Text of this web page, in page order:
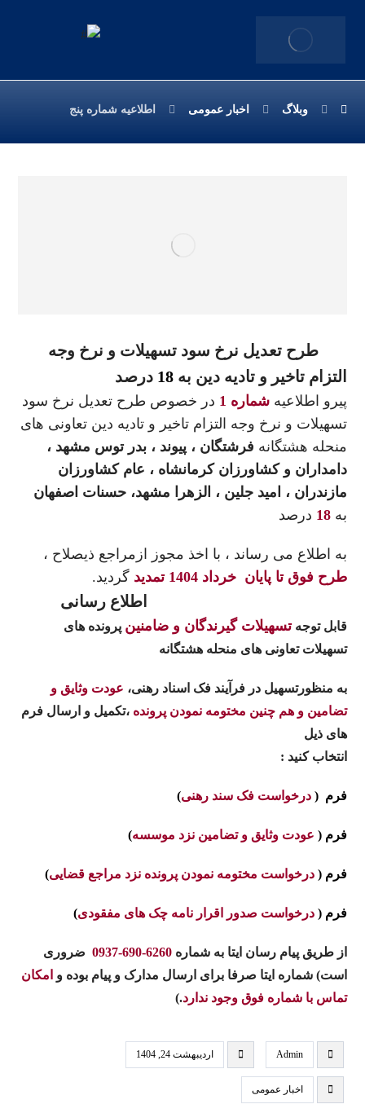
وبلاگ اخبار عمومی اطلاعیه شماره پنج
طرح تعدیل نرخ سود تسهیلات و نرخ وجه
التزام تاخیر و تادیه دین به18 درصد
پیرو اطلاعیهشماره 1
در خصوص طرح تعدیل نرخ سود
تسهیلات و نرخ وجه التزام تاخیر و تادیه دین تعاونی های
منحله هشتگانه فرشتگان ، پیوند ، بدر توس مشهد ،
دامداران و کشاورزان کرمانشاه ، عام کشاورزان
مازندران ، امید جلین ، الزهرا مشهد، حسنات اصفهان
به18 درصد
به اطلاع می رساند ، با اخذ مجوز ازمراجع ذیصلاح ،
طرح فوق تا پایان خرداد 1404 تمدید
گردید.
اطلاع رسانی
قابل توجهتسهیلات گیرندگان و ضامنین پرونده های
تسهیلات تعاونی های منحله هشتگانه
به منظورتسهیل در فرآیند فک اسناد رهنی، عودت وثایق و
تضامین و هم چنین مختومه نمودن پرونده ،تکمیل و ارسال فرم
های ذیل
انتخاب کنید :
فرم (درخواست فک سند رهنی)
فرم ( عودت وثایق و تضامین نزد موسسه)
فرم (درخواست مختومه نمودن پرونده نزد مراجع قضایی)
فرم (درخواست صدور اقرار نامه چک های مفقودی)
از طریق پیام رسان ایتا به شماره 6260-690-0937
ضروری
است) شماره ایتا صرفا برای ارسال مدارک و پیام بوده و امکان
تماس با شماره فوق وجود ندارد.)
Admin اردیبهشت 24, 1404
اخبار عمومی